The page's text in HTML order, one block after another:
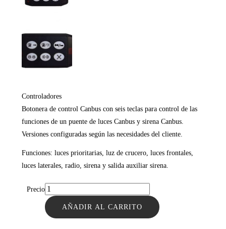
Controladores
Botonera de control Canbus con seis teclas para control de las
funciones de un puente de luces Canbus y sirena Canbus.
Versiones configuradas según las necesidades del cliente.
Funciones: luces prioritarias, luz de crucero, luces frontales,
luces laterales, radio, sirena y salida auxiliar sirena.
Precio
AÑADIR AL CARRITO